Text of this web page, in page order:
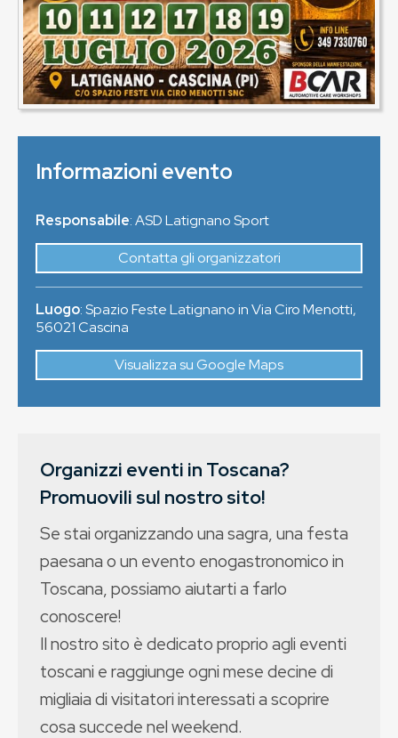
Informazioni evento
Responsabile: ASD Latignano Sport
Contatta gli organizzatori
Luogo:Spazio Feste Latignano in Via Ciro Menotti,
56021Cascina
Visualizza su Google Maps
Organizzi eventi in Toscana?
Promuovili sul nostro sito!
Se stai organizzando una sagra, una festa
paesana o un evento enogastronomico in
Toscana, possiamo aiutarti a farlo
conoscere!
Il nostro sito è dedicato proprio agli eventi
toscani e raggiunge ogni mese decine di
migliaia di visitatori interessati a scoprire
cosa succede nel weekend.